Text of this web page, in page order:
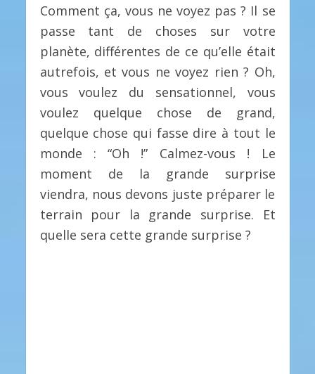
Comment ça, vous ne voyez pas ? Il se
passe tant de choses sur votre
planète, différentes de ce qu’elle était
autrefois, et vous ne voyez rien ? Oh,
vous voulez du sensationnel, vous
voulez quelque chose de grand,
quelque chose qui fasse dire à tout le
monde : “Oh !” Calmez-vous ! Le
moment de la grande surprise
viendra, nous devons juste préparer le
terrain pour la grande surprise. Et
quelle sera cette grande surprise ?